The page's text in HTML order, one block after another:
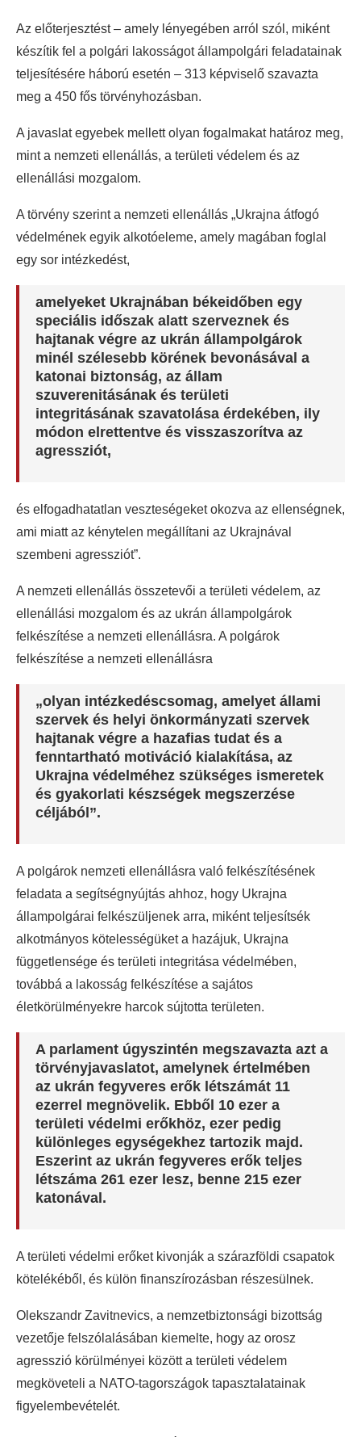
Az előterjesztést – amely lényegében arról szól, miként
készítik fel a polgári lakosságot állampolgári feladatainak
teljesítésére háború esetén – 313 képviselő szavazta
meg a 450 fős törvényhozásban.
A javaslat egyebek mellett olyan fogalmakat határoz meg,
mint a nemzeti ellenállás, a területi védelem és az
ellenállási mozgalom.
A törvény szerint a nemzeti ellenállás „Ukrajna átfogó
védelmének egyik alkotóeleme, amely magában foglal
egy sor intézkedést,
amelyeket Ukrajnában békeidőben egy
speciális időszak alatt szerveznek és
hajtanak végre az ukrán állampolgárok
minél szélesebb körének bevonásával a
katonai biztonság, az állam
szuverenitásának és területi
integritásának szavatolása érdekében, ily
módon elrettentve és visszaszorítva az
agressziót,
és elfogadhatatlan veszteségeket okozva az ellenségnek,
ami miatt az kénytelen megállítani az Ukrajnával
szembeni agressziót”.
A nemzeti ellenállás összetevői a területi védelem, az
ellenállási mozgalom és az ukrán állampolgárok
felkészítése a nemzeti ellenállásra. A polgárok
felkészítése a nemzeti ellenállásra
„olyan intézkedéscsomag, amelyet állami
szervek és helyi önkormányzati szervek
hajtanak végre a hazafias tudat és a
fenntartható motiváció kialakítása, az
Ukrajna védelméhez szükséges ismeretek
és gyakorlati készségek megszerzése
céljából”.
A polgárok nemzeti ellenállásra való felkészítésének
feladata a segítségnyújtás ahhoz, hogy Ukrajna
állampolgárai felkészüljenek arra, miként teljesítsék
alkotmányos kötelességüket a hazájuk, Ukrajna
függetlensége és területi integritása védelmében,
továbbá a lakosság felkészítése a sajátos
életkörülményekre harcok sújtotta területen.
A parlament úgyszintén megszavazta azt a
törvényjavaslatot, amelynek értelmében
az ukrán fegyveres erők létszámát 11
ezerrel megnövelik. Ebből 10 ezer a
területi védelmi erőkhöz, ezer pedig
különleges egységekhez tartozik majd.
Eszerint az ukrán fegyveres erők teljes
létszáma 261 ezer lesz, benne 215 ezer
katonával.
A területi védelmi erőket kivonják a szárazföldi csapatok
kötelékéből, és külön finanszírozásban részesülnek.
Olekszandr Zavitnevics, a nemzetbiztonsági bizottság
vezetője felszólalásában kiemelte, hogy az orosz
agresszió körülményei között a területi védelem
megköveteli a NATO-tagországok tapasztalatainak
figyelembevételét.